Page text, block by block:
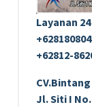
Layanan
+62812-
Jl. Siti I